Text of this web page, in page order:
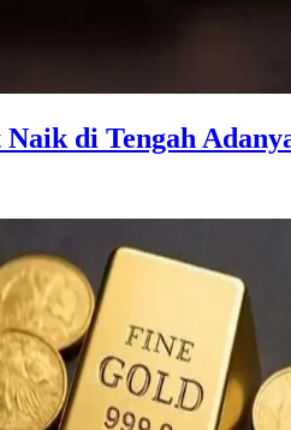
di Tengah